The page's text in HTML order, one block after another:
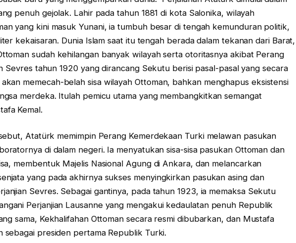
penuh gejolak. Lahir pada tahun 1881 di kota Salonika, wilayah
yang kini masuk Yunani, ia tumbuh besar di tengah kemunduran politik,
kekaisaran. Dunia Islam saat itu tengah berada dalam tekanan dari Barat,
sudah kehilangan banyak wilayah serta otoritasnya akibat Perang
Sevres tahun 1920 yang dirancang Sekutu berisi pasal-pasal yang secara
memecah-belah sisa wilayah Ottoman, bahkan menghapus eksistensi
merdeka. Itulah pemicu utama yang membangkitkan semangat
Kemal.
Atatürk memimpin Perang Kemerdekaan Turki melawan pasukan
di dalam negeri. Ia menyatukan sisa-sisa pasukan Ottoman dan
membentuk Majelis Nasional Agung di Ankara, dan melancarkan
yang pada akhirnya sukses menyingkirkan pasukan asing dan
Sevres. Sebagai gantinya, pada tahun 1923, ia memaksa Sekutu
Perjanjian Lausanne yang mengakui kedaulatan penuh Republik
sama, Kekhalifahan Ottoman secara resmi dibubarkan, dan Mustafa
sebagai presiden pertama Republik Turki.